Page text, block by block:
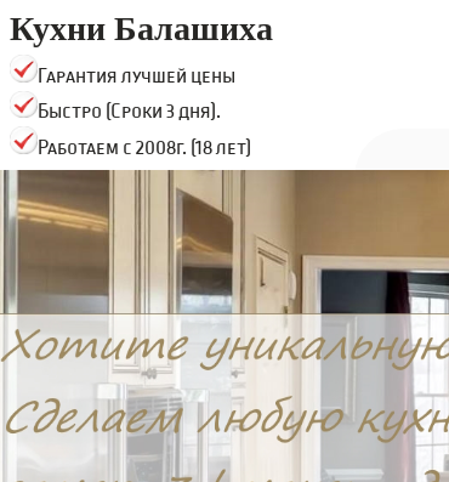
Кухни Балашиха
Гарантия лучшей цены
Быстро (Сроки 3 дня).
Работаем с 2008г. (18 лет)